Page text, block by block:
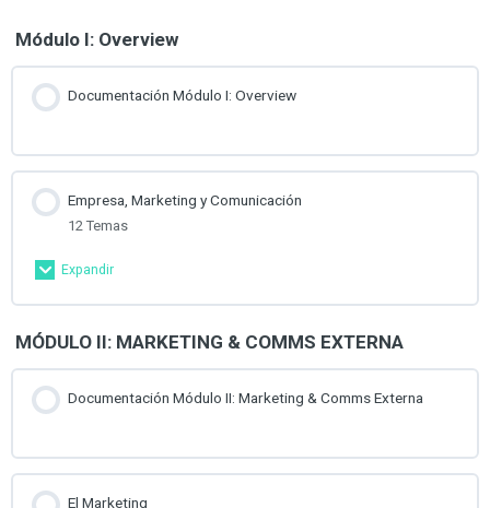
Módulo I: Overview
Documentación Módulo I: Overview
Empresa, Marketing y Comunicación
12 Temas
Expandir
Contenido de la Lección
0% Completado 0/12 pasos
Overview para Crear una Empresa I
Overview para Crear una Empresa II
MÓDULO II: MARKETING & COMMS EXTERNA
Documentación Módulo II: Marketing & Comms Externa
El Marketing